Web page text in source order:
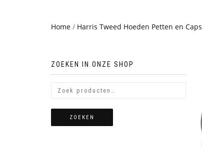
Home / Harris Tweed Hoeden Petten en Caps
ZOEKEN IN ONZE SHOP
ZOEKEN